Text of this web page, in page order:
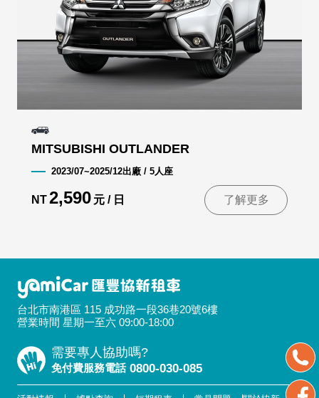
MITSUBISHI OUTLANDER
2023/07~2025/12出廠 / 5人座
NT2,590 元 / 日 了解更多
台北市南港區 115 成功路一段36巷20號6樓
營業時間 星期一至六 09:00-18:00
需要專人協助嗎?
免付費服務電話 0800-030-085